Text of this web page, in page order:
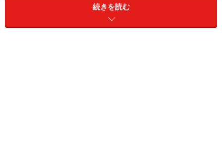
ョンをとれていなかったり、ただの顔見知り状態から友
達の輪を広げられない人が多いようです。
続きを読む